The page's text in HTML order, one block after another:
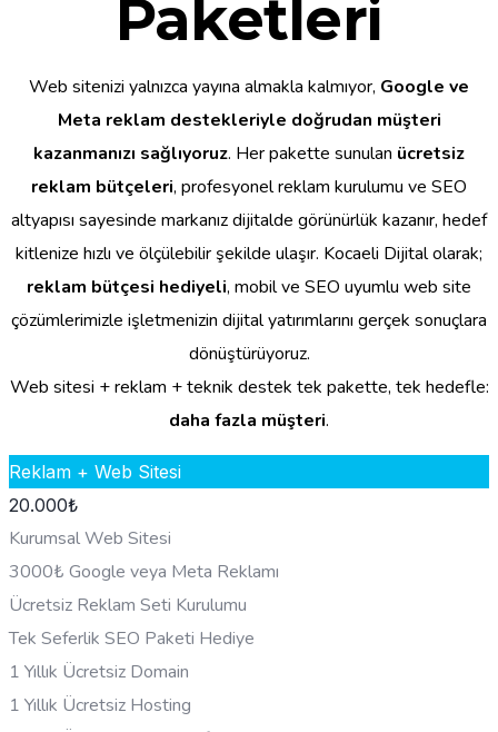
Paketleri
Web sitenizi yalnızca yayına almakla kalmıyor, Google ve
Meta reklam destekleriyle doğrudan müşteri
kazanmanızı sağlıyoruz. Her pakette sunulan ücretsiz
reklam bütçeleri, profesyonel reklam kurulumu ve SEO
altyapısı sayesinde markanız dijitalde görünürlük kazanır, hedef
kitlenize hızlı ve ölçülebilir şekilde ulaşır. Kocaeli Dijital olarak;
reklam bütçesi hediyeli, mobil ve SEO uyumlu web site
çözümlerimizle işletmenizin dijital yatırımlarını gerçek sonuçlara
dönüştürüyoruz.
Web sitesi + reklam + teknik destek tek pakette, tek hedefle:
daha fazla müşteri.
Reklam + Web Sitesi
20.000₺
Kurumsal Web Sitesi
3000₺ Google veya Meta Reklamı
Ücretsiz Reklam Seti Kurulumu
Tek Seferlik SEO Paketi Hediye
1 Yıllık Ücretsiz Domain
1 Yıllık Ücretsiz Hosting